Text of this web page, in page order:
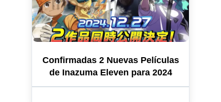
Confirmadas 2 Nuevas Películas
de Inazuma Eleven para 2024